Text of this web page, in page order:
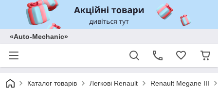
«Auto-Mechanic»
Каталог товарів Легкові Renault Renault Megane III